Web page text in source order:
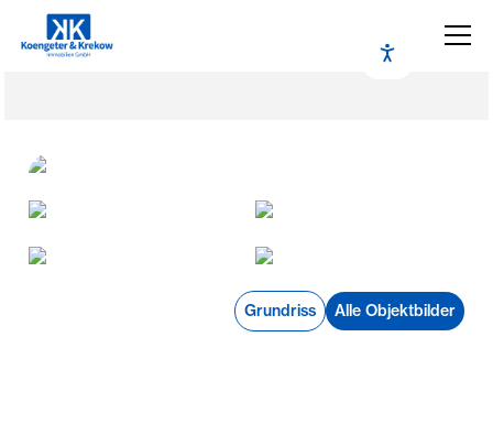
Grundriss Alle Objektbilder